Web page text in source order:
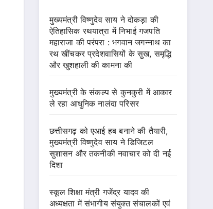
मुख्यमंत्री विष्णुदेव साय ने दोकड़ा की
ऐतिहासिक रथयात्रा में निभाई गजपति
महाराजा की परंपरा : भगवान जगन्नाथ का
रथ खींचकर प्रदेशवासियों के सुख, समृद्धि
और खुशहाली की कामना की
मुख्यमंत्री के संकल्प से कुनकुरी में आकार
ले रहा आधुनिक नालंदा परिसर
छत्तीसगढ़ को एआई हब बनाने की तैयारी,
मुख्यमंत्री विष्णुदेव साय ने डिजिटल
सुशासन और तकनीकी नवाचार को दी नई
दिशा
स्कूल शिक्षा मंत्री गजेंद्र यादव की
अध्यक्षता में संभागीय संयुक्त संचालकों एवं